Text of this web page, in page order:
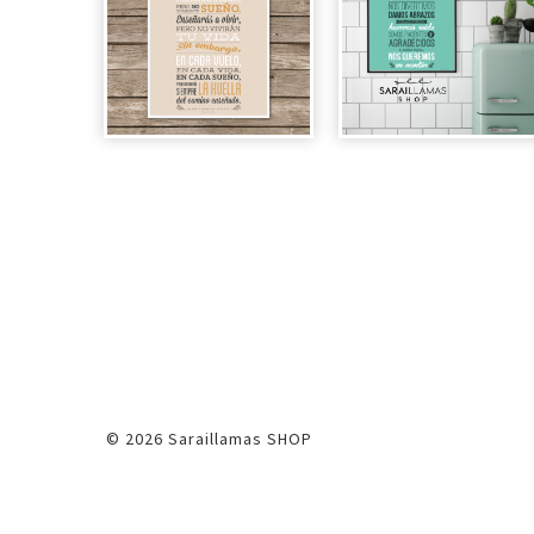
© 2026 Saraillamas SHOP